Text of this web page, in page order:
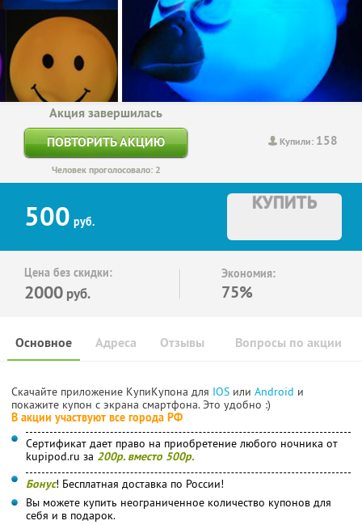
Купили: 158
Акция завершилась
ПОВТОРИТЬ АКЦИЮ
Человек проголосовало: 2
500 руб.
КУПИТЬ
Цена без скидки:
2000 руб.
Экономия:
75%
Основное Отзывы Вопросы по акции
Адреса
Скачайте приложение КупиКупона для IOS или Android и
покажите купон с экрана смартфона. Это удобно :)
В акции участвуют все города РФ
Сертификат дает право на приобретение любого ночника от
kupipod.ru за 200р. вместо 500р.
Бонус! Бесплатная доставка по России!
Вы можете купить неограниченное количество купонов для
себя и в подарок.